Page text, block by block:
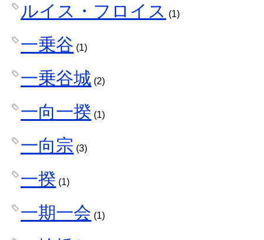
ルイス・フロイス (1)
一乗谷 (1)
一乗谷城 (2)
一向一揆 (1)
一向宗 (3)
一揆 (1)
一期一会 (1)